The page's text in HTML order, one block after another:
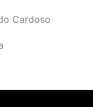
Cardoso